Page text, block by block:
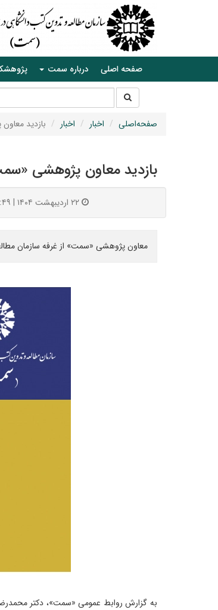
صفحه اصلی درباره سمت
جستجو
در
سایت صفحه‌اصلی اخبار اخبار بازدید
بازدید معاون پژوهشی
۲۲ اردیبهشت ۱۴۰۴ | ۲۳:۴۹
معاون پژوهشی «سمت» از غرفه سازمان
به گزارش روابط عمومی «سمت»، دکتر